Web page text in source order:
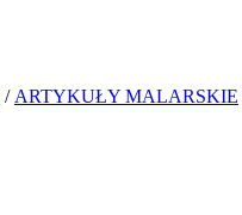
/ ARTYKUŁY MALARSKIE